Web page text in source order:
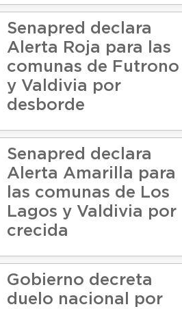
Senapred declara
Alerta Roja para las
comunas de Futrono
y Valdivia por
desborde
Senapred declara
Alerta Amarilla para
las comunas de Los
Lagos y Valdivia por
crecida
Gobierno decreta
duelo nacional por